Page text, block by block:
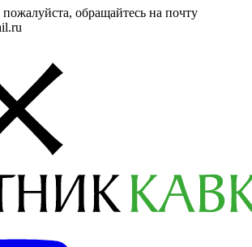
обращайтесь на почту